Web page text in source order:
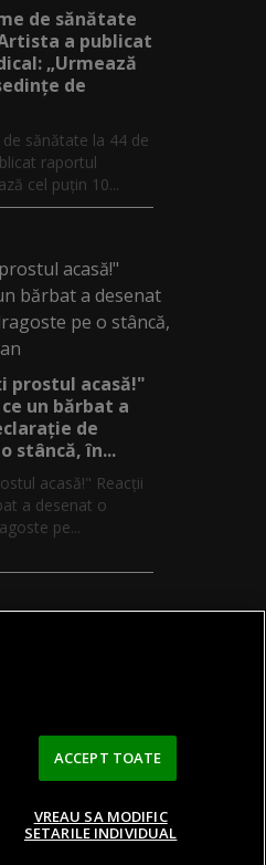
de sănătate
a publicat
„Urmează
de
sănătate la 44 de
raportul
cel puțin 10...
prostul acasă!"
un bărbat a
de
stâncă, în...
acasă!" Reacţii
a desenat o
pe...
ACCEPT TOATE
VREAU SA MODIFIC
SETARILE INDIVIDUAL